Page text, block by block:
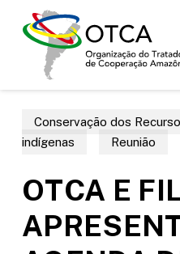
Conservação dos
indígenas
Reunião
OTCA E